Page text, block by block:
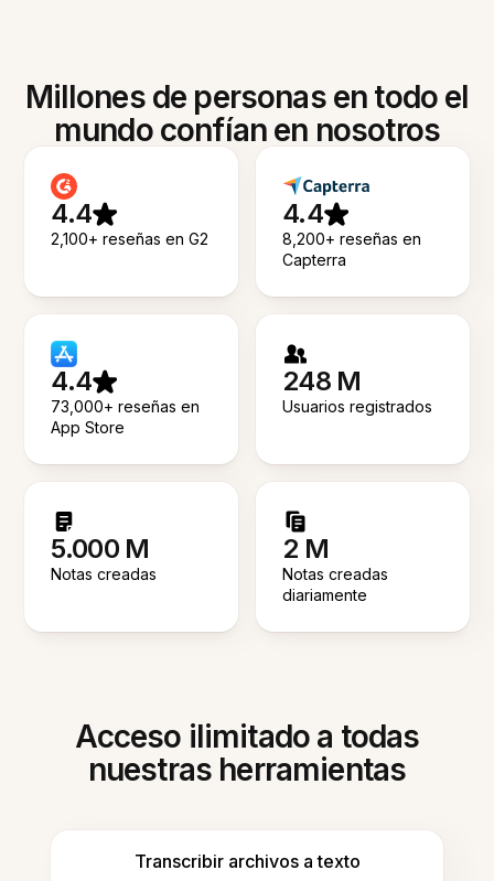
Millones de personas en todo el
mundo confían en nosotros
4.4
2,100+ reseñas en G2
4.4
8,200+ reseñas en
Capterra
4.4
73,000+ reseñas en
App Store
248 M
Usuarios registrados
5.000 M
Notas creadas
2 M
Notas creadas
diariamente
Acceso ilimitado a todas
nuestras herramientas
Transcribir archivos a texto